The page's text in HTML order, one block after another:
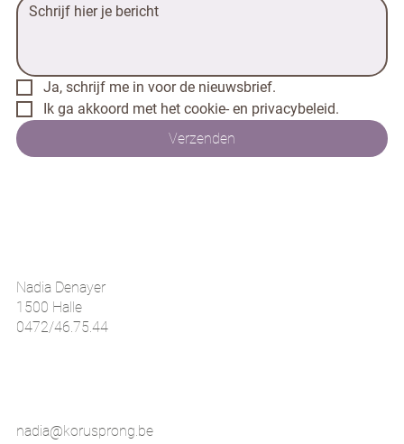
Nadia Denayer
1500 Halle
0472/46.75.44
nadia@korusprong.be
Ja, schrijf me in voor de nieuwsbrief.
Ik ga akkoord met het cookie- en privacybeleid.
Verzenden